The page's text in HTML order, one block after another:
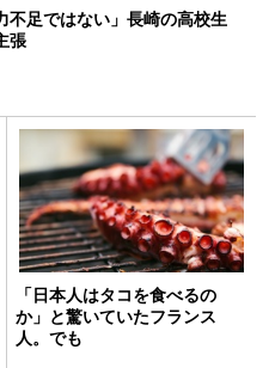
不足ではない」長崎の高校生
張
「日本人はタコを食べるの
か」と驚いていたフランス
人。でも